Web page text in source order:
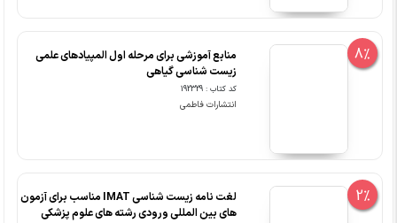
8%
منابع آموزشی برای مرحله اول المپیادهای علمی
زیست شناسی گیاهی
کد کتاب : 192329
انتشارات فاطمی
2%
لغت نامه زیست شناسی IMAT مناسب برای آزمون
های بین المللی ورودی رشته های علوم پزشکی